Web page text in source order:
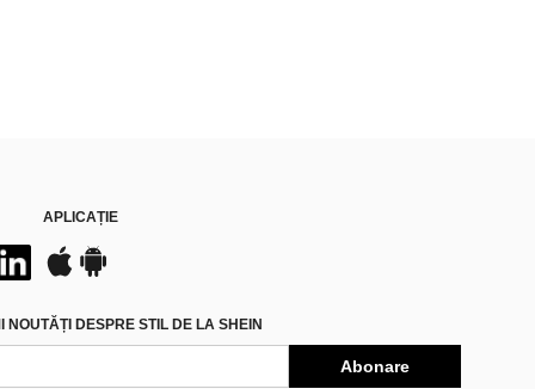
APLICAȚIE
NOUTĂȚI DESPRE STIL DE LA SHEIN
Abonare